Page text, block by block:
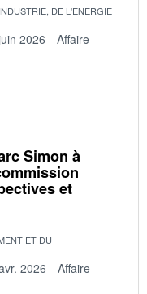
DE L'ENERGIE
2026
Affaire
Simon à
et
ET DU
2026
Affaire